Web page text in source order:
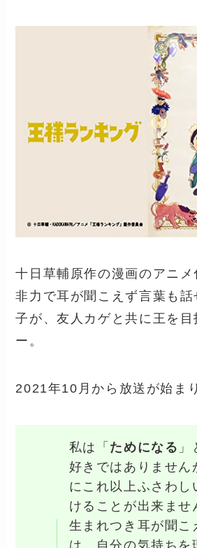
十日草輔原作の漫画のアニメ
非力で耳が聞こえず言葉も
子が、友人カゲと共に王を
ー。
2021年10月から放送が始ま
私は「 ためになる
好きではありません
にこれ以上ふさわし
けることが出来ませ
生まれつき耳が聞こ
は、自分の気持ちを